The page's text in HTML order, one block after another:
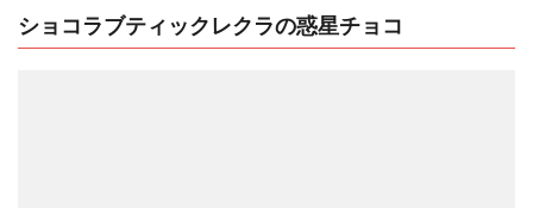
ショコラブティックレクラの惑星チョコ